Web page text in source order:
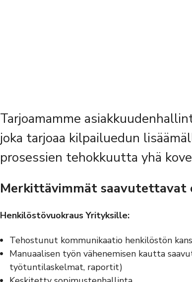
Tarjoamamme
joka tarjoaa kilpailuedun
prosessien tehokkuutta yhä
Merkittävimmät
Henkilöstövuokraus Yrityksille:
Tehostunut kommunikaatio henkilöstön
Manuaalisen työn vähenemisen kautta
työtuntilaskelmat, raportit)